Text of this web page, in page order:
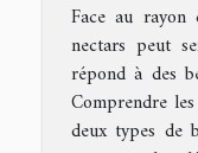
Face au
nectars peut
répond à des
Comprendre
deux types de